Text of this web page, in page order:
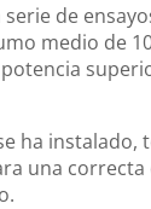
de
medio de
ha instalado,
una